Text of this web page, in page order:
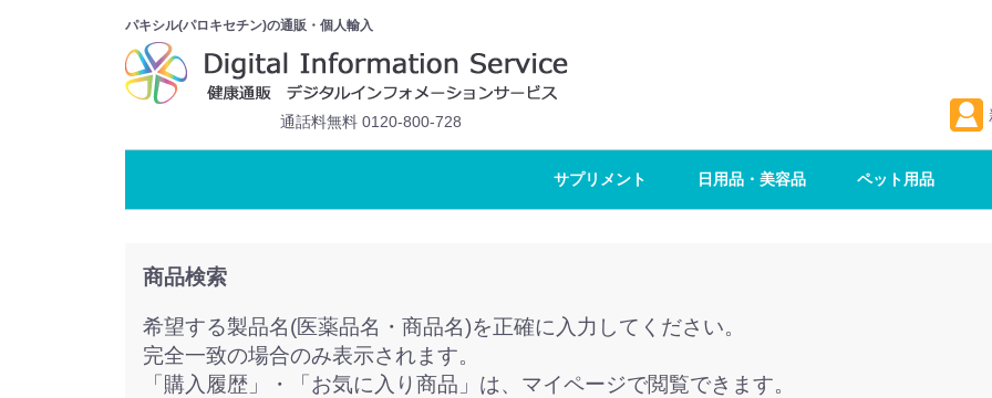
パキシル(パロキセチン)の通販・個人輸入
通話料無料 0120-800-728
サプリメント 日用品・美容品 ペット用品
商品検索
希望する製品名(医薬品名・商品名)を正確に入力してください。
完全一致の場合のみ表示されます。
「購入履歴」・「お気に入り商品」は、マイページで閲覧できます。